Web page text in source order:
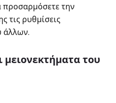
προσαρμόσετε την
τις ρυθμίσεις
άλλων.
του